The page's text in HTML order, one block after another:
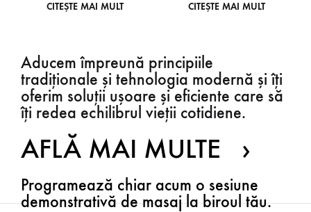
CITEȘTE MAI MULT CITEȘTE MAI MULT
Aducem împreună principiile
tradiționale și tehnologia modernă și îți
oferim soluții ușoare și eficiente care să
îți redea echilibrul vieții cotidiene.
AFLĂ MAI MULTE ›
Programează chiar acum o sesiune
demonstrativă de masaj la biroul tău.